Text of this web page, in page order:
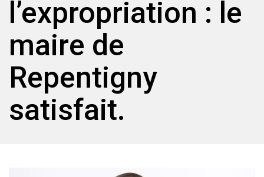
l’expropriation : le
maire de
Repentigny
satisfait.